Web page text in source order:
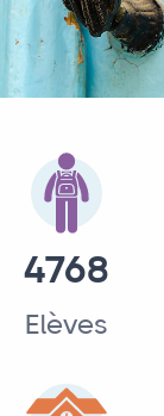
4768
Elèves